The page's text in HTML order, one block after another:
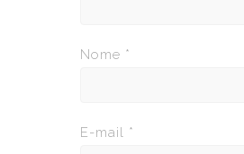
Nome *
E-mail *